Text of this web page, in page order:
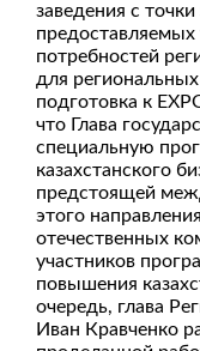
заведения с точки
предоставляемых
потребностей
для
подготовка к
что Глава
специальную
казахстанского
предстоящей
этого
отечественных
участников
повышения
очередь, глава
Иван Кравченко